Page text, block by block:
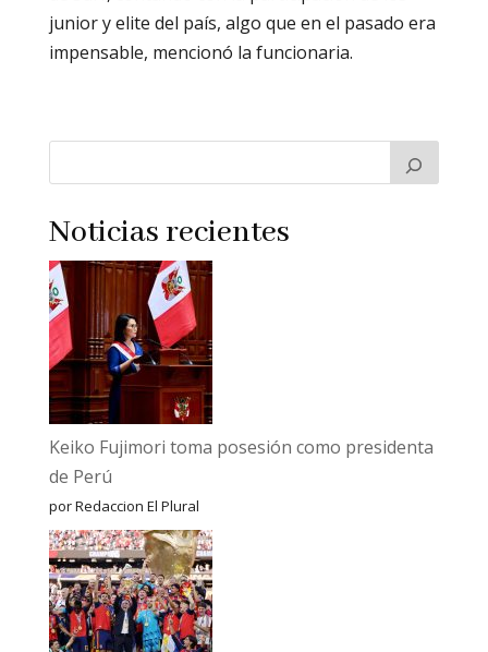
junior y elite del país, algo que en el pasado era
impensable, mencionó la funcionaria.
Noticias recientes
Keiko Fujimori toma posesión como presidenta
de Perú
por Redaccion El Plural